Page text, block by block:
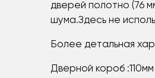
дверей полотно (76
шума.Здесь не
Более детальная
Дверной короб